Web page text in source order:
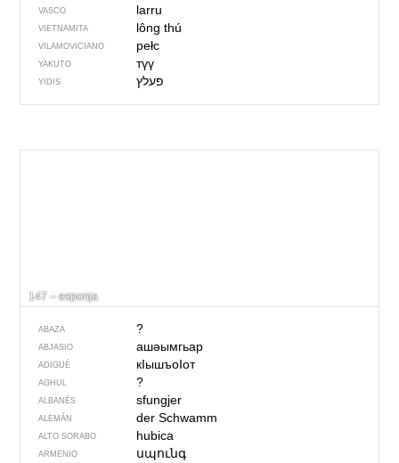
VASCO larru
VIETNAMITA lông thú
VILAMOVICIANO pełc
YAKUTO түү
YIDIS פעלץ
147 – esponja
ABAZA ?
ABJASIO ашәымгьар
ADIGUÉ кIышъоIот
AGHUL ?
ALBANÉS sfungjer
ALEMÁN der Schwamm
ALTO SORABO hubica
ARMENIO սպունգ